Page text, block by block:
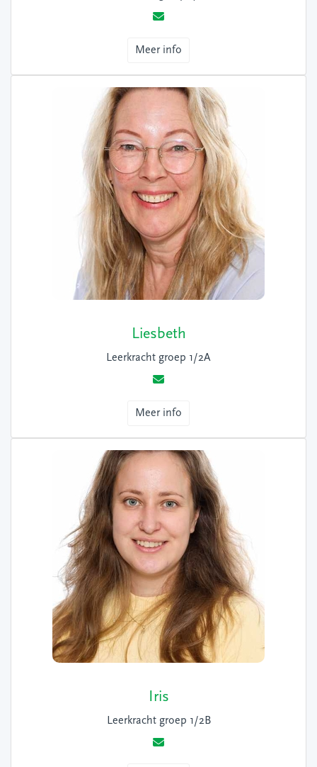
Meer info
Liesbeth
Leerkracht groep 1/2A
Meer info
Iris
Leerkracht groep 1/2B